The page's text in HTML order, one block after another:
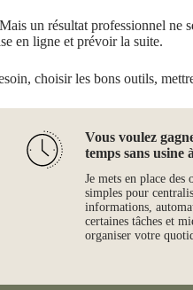
un résultat professionnel
en ligne et prévoir la suite.
choisir les bons outils,
Vous voulez
temps sans usine
Je mets en place des
simples pour
informations,
certaines tâches et
organiser votre